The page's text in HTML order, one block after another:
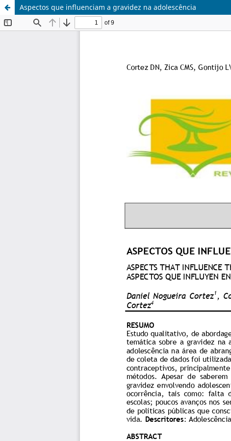
Aspectos que influenciam a gravidez na adolescência